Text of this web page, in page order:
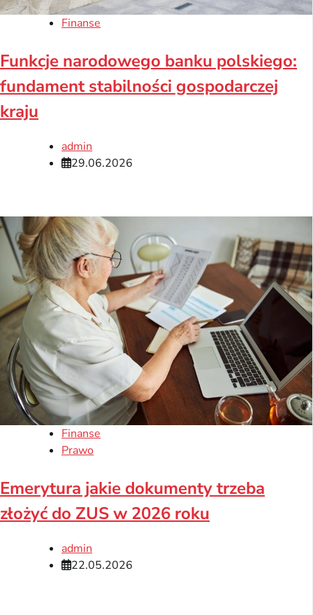
Finanse
Funkcje narodowego banku polskiego:
fundament stabilności gospodarczej
kraju
admin
29.06.2026
Finanse
Prawo
Emerytura jakie dokumenty trzeba
złożyć do ZUS w 2026 roku
admin
22.05.2026